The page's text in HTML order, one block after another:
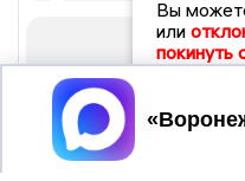
Вы
или
покинуть